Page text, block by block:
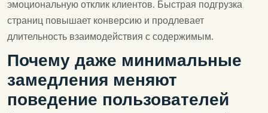
эмоциональную отклик клиентов. Быстрая подгрузка
страниц повышает конверсию и продлевает
длительность взаимодействия с содержимым.
Почему даже минимальные
замедления меняют
поведение пользователей